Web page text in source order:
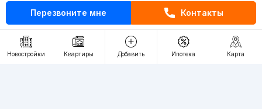
Перезвоните мне Контакты
Новостройки Квартиры Добавить Ипотека Карта
Контакты
О проекте